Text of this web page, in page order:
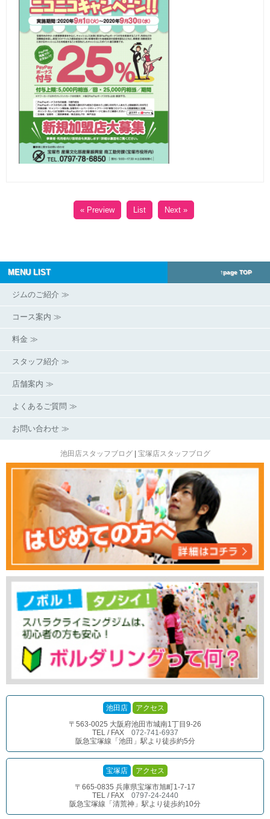
« Preview List Next »
MENU LIST ↑page TOP
ジムのご紹介 ≫
コース案内 ≫
料金 ≫
スタッフ紹介 ≫
店舗案内 ≫
よくあるご質問 ≫
お問い合わせ ≫
池田店スタッフブログ| 宝塚店スタッフブログ
池田店
アクセス
〒563-0025 大阪府池田市城南1丁目9-26
TEL / FAX 072-741-6937
阪急宝塚線「池田」駅より徒歩約5分
宝塚店
アクセス
〒665-0835 兵庫県宝塚市旭町1-7-17
TEL / FAX 0797-24-2440
阪急宝塚線「清荒神」駅より徒歩約10分